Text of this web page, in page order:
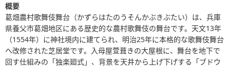
概要
葛畑農村歌舞伎舞台（かずらはたのうそんかぶきぶたい）は、兵庫
県養父市葛畑地区にある歴史的な農村歌舞伎の舞台です。天文13年
（1554年）に神社境内に建てられ、明治25年に本格的な歌舞伎舞台
へ改修された芝居堂です。入母屋萱葺きの大屋根に、舞台を地下で
回す仕組みの「独楽廻式」、背景を天井から上げ下げする「ブドウ